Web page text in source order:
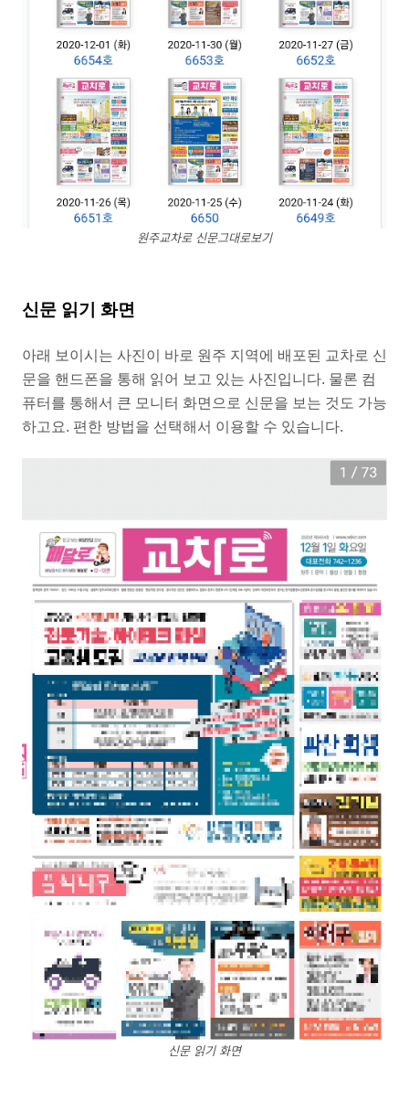
원주교차로 신문그대로보기
신문 읽기 화면
아래 보이시는 사진이 바로 원주 지역에 배포된 교차로 신
문을 핸드폰을 통해 읽어 보고 있는 사진입니다. 물론 컴
퓨터를 통해서 큰 모니터 화면으로 신문을 보는 것도 가능
하고요. 편한 방법을 선택해서 이용할 수 있습니다.
신문 읽기 화면